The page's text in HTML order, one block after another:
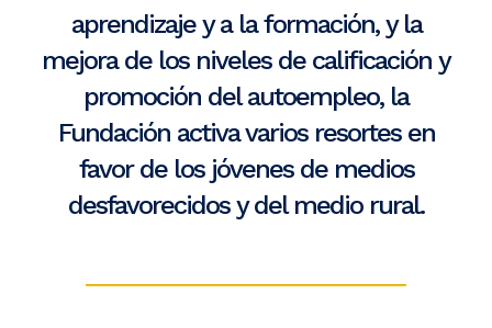
aprendizaje y a la formación, y la
mejora de los niveles de calificación y
promoción del autoempleo, la
Fundación activa varios resortes en
favor de los jóvenes de medios
desfavorecidos y del medio rural.